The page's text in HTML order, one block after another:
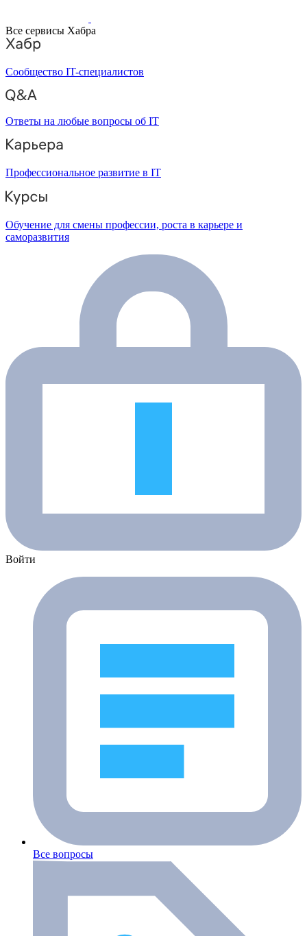
Все сервисы Хабра
Сообщество IT-специалистов
Ответы на любые вопросы об IT
Профессиональное развитие в IT
Обучение для смены профессии, роста в карьере и
саморазвития
Войти
Все вопросы